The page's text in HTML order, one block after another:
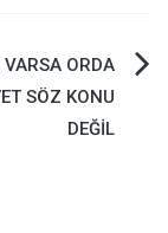
ORDA
SÖZ KONU
DEĞİL